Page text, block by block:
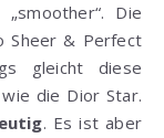
Die
Sheer & Perfect
gleicht diese
die Dior Star.
. Es ist aber